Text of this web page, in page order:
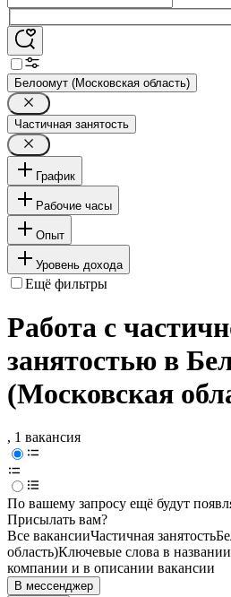
Белоомут (Московская область)
Частичная занятость
График
Рабочие часы
Опыт
Уровень дохода
Ещё фильтры
Работа с
занятостью в
(Московская
, 1 вакансия
По вашему запросу ещё будут
Присылать вам?
Все вакансииЧастичная занятость
область)Ключевые слова в
компании и в описании вакансии
В мессенджер